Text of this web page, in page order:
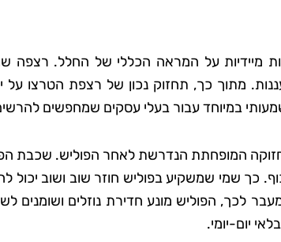
מיידיות על המראה הכללי של החלל. רצפה
מתוך כך, תחזוק נכון של רצפת הטרצו
במיוחד עבור בעלי עסקים שמחפשים
המופחתת הנדרשת לאחר הפוליש. שכבת
כך שמי שמשקיע בפוליש חוזר שוב ושוב
לכך, הפוליש מונע חדירת נוזלים ושומנים
יום-יומי.